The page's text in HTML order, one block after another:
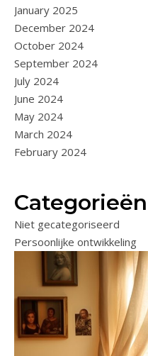
January 2025
December 2024
October 2024
September 2024
July 2024
June 2024
May 2024
March 2024
February 2024
Categorieën
Niet gecategoriseerd
Persoonlijke ontwikkeling